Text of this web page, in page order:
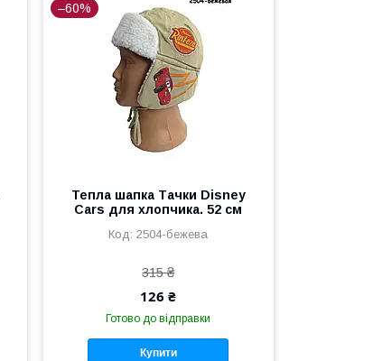
–60%
Тепла шапка Тачки Disney
Cars для хлопчика. 52 см
2504-бежева
315 ₴
126 ₴
Готово до відправки
Купити